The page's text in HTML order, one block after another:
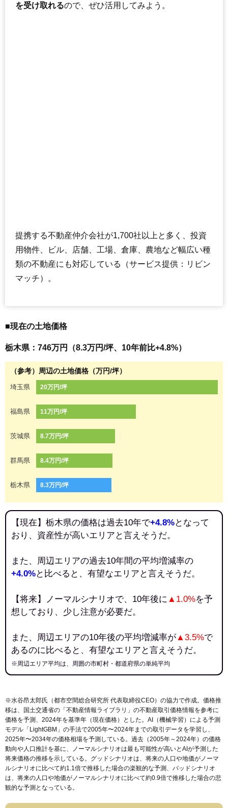
を受け取れるので、ぜひ活用してみよう。
提携する不動産仲介会社が1,700社以上と多く、投資
用物件、ビル、店舗、工場、倉庫、農地など幅広い種
類の不動産にも対応している（サービス提供：リビン
マッチ）。
■現在の土地価格
栃木県：746万円（8.3万円/坪、10年前比+4.8%）
（参考）周辺の土地価格（万円/坪）
埼玉県 20万円/坪
福島県 11万円/坪
茨城県 8.7万円/坪
群馬県 8.4万円/坪
栃木県 8.3万円/坪
【現在】栃木県の価格は過去10年で+4.8%となって
おり、資産性が高いエリアと言えそうだ。
また、周辺エリアの過去10年間の平均増減率の
+4.0%と比べると、有望なエリアと言えそうだ。
【将来】ノーマルシナリオで、10年後に ▲1.0%を予
想しており、少し注意が必要だ。
また、周辺エリアの10年後の平均増減率が▲3.5%で
あるのに比べると、有望なエリアと言えそうだ。
※周辺エリア平均は、周囲の市町村・都道府県の単純平均
※水谷昂太郎氏（都市空間総合研究所 代表取締役CEO）の協力で作成。価格推
移は、国土交通省の「 不動産情報ライブラリ 」の不動産取引価格情報を参考に
価格を予測、2024年を基準年（現在価格）とした。AI（機械学習）による予測
モデル「LightGBM」の手法で2005年〜2024年までの取引データを学習し、
2025年〜2034年の価格相場を予測している。過去（2005年～2024年）の価格
動向や人口推計を基に、ノーマルシナリオは最も可能性が高いとAIが予測した
将来価格の推移を示している。グッドシナリオは、将来の人口や地価がノーマ
ルシナリオに比べて約1.1倍で推移した場合の楽観的な予測、バッドシナリオ
は、将来の人口や地価がノーマルシナリオに比べて約0.9倍で推移した場合の悲
観的な予測となっている。